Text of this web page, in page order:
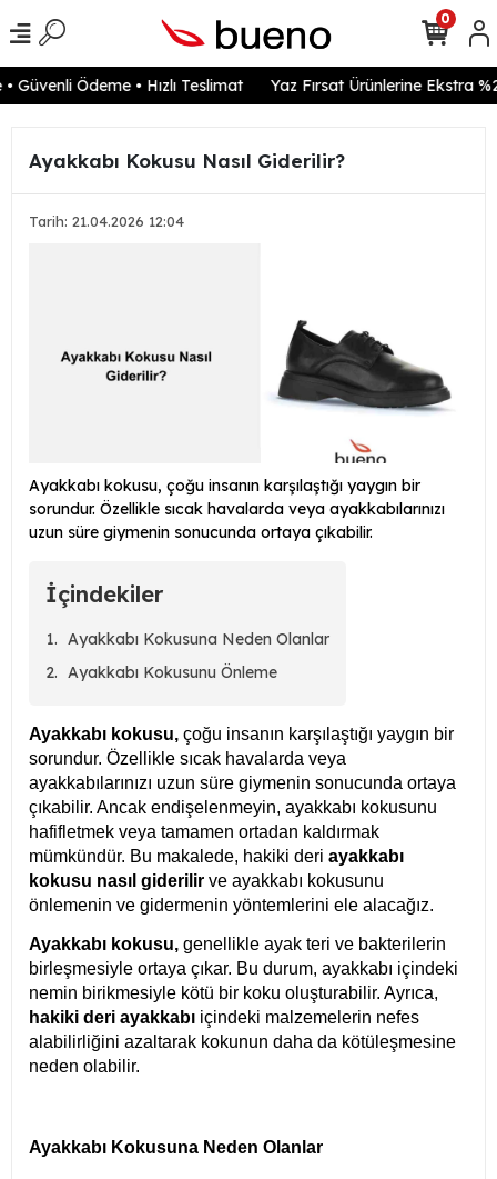
Ödeme • Hızlı Teslimat Yaz Fırsat Ürünlerine Ekstra
0
Ayakkabı Kokusu Nasıl Giderilir?
Tarih: 21.04.2026 12:04
Ayakkabı kokusu, çoğu insanın karşılaştığı yaygın bir
sorundur. Özellikle sıcak havalarda veya ayakkabılarınızı
uzun süre giymenin sonucunda ortaya çıkabilir.
İçindekiler
Ayakkabı Kokusuna Neden Olanlar
Ayakkabı Kokusunu Önleme
Ayakkabı kokusu, çoğu insanın karşılaştığı yaygın bir
sorundur. Özellikle sıcak havalarda veya
ayakkabılarınızı uzun süre giymenin sonucunda ortaya
çıkabilir. Ancak endişelenmeyin, ayakkabı kokusunu
hafifletmek veya tamamen ortadan kaldırmak
mümkündür. Bu makalede, hakiki deri ayakkabı
kokusu nasıl giderilir ve ayakkabı kokusunu
önlemenin ve gidermenin yöntemlerini ele alacağız.
Ayakkabı kokusu, genellikle ayak teri ve bakterilerin
birleşmesiyle ortaya çıkar. Bu durum, ayakkabı içindeki
nemin birikmesiyle kötü bir koku oluşturabilir. Ayrıca,
hakiki deri ayakkabı içindeki malzemelerin nefes
alabilirliğini azaltarak kokunun daha da kötüleşmesine
neden olabilir.
Ayakkabı Kokusuna Neden Olanlar